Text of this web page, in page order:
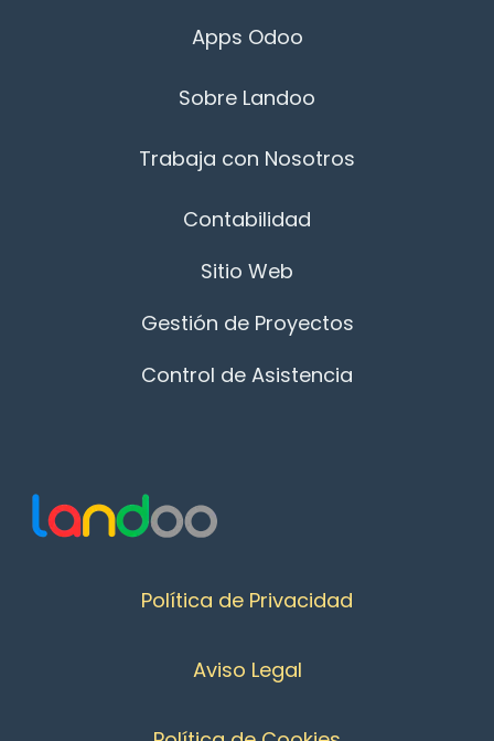
Apps Odoo
Sobre Landoo
Trabaja con Nosotros
Contabilidad
Sitio Web
Gestión de Proyectos
Control de Asistencia
Política de Privacidad
Aviso Legal